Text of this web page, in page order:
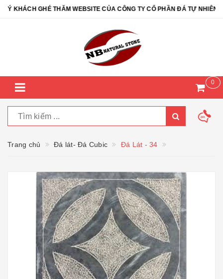
KHÁCH GHÉ THĂM WEBSITE CỦA CÔNG TY CỔ PHẦN ĐÁ TỰ NHIÊN
0
Trang chủ Đá lát- Đá Cubic Đá Lát - 34